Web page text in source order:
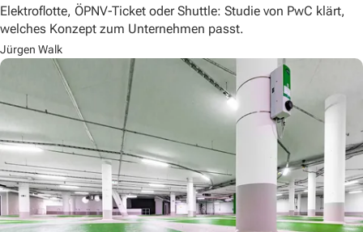
Elektroflotte, ÖPNV-Ticket oder Shuttle: Studie von PwC klärt,
welches Konzept zum Unternehmen passt.
Jürgen Walk